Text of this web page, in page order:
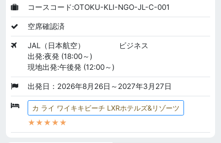
コースコード:OTOKU-KLI-NGO-JL-C-001
空席確認済
JAL（日本航空）
ビジネス
出発:夜発 (18:00～)
現地出発:午後発 (12:00～)
出発日：2026年8月26日～2027年3月27日
カ ライ ワイキキビーチ LXRホテルズ&リゾーツ
★★★★★